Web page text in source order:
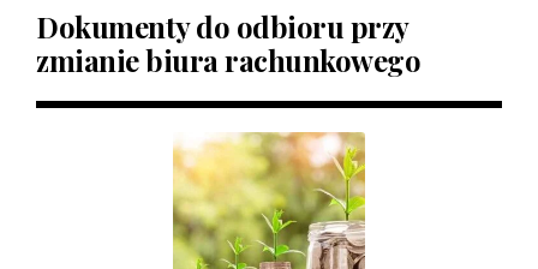
Dokumenty do odbioru przy
zmianie biura rachunkowego